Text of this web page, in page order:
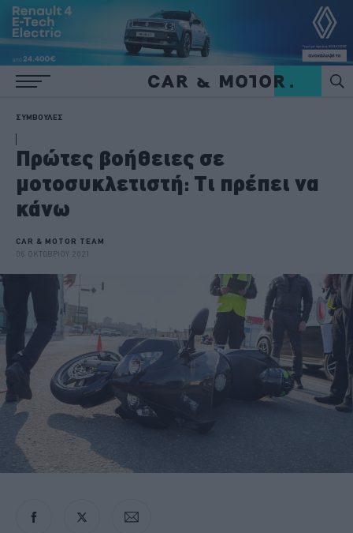
ΣΥΜΒΟΥΛΕΣ
Πρώτες βοήθειες σε
μοτοσυκλετιστή: Τι πρέπει να
κάνω
CAR & MOTOR TEAM
06 ΟΚΤΩΒΡΙΟΥ 2021